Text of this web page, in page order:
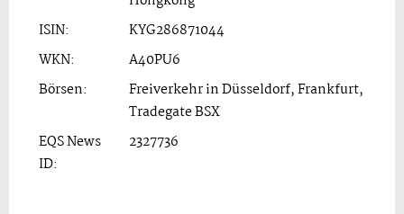
ISIN:
KYG286871044
WKN:
A40PU6
Börsen:
Freiverkehr in Düsseldorf, Frankfurt,
Tradegate BSX
EQS News
ID:
2327736